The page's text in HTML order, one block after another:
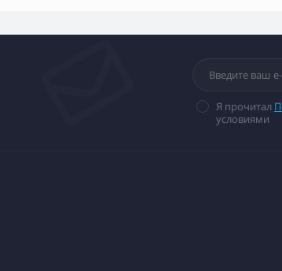
Я прочитал
условиями